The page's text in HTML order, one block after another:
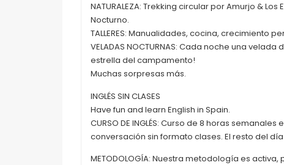
NATURALEZA: Trekking circular por Amurjo & Los
Nocturno.
TALLERES: Manualidades, cocina, crecimiento
VELADAS NOCTURNAS: Cada noche una velada
estrella del campamento!
Muchas sorpresas más.
INGLÉS SIN CLASES
Have fun and learn English in Spain.
CURSO DE INGLÉS: Curso de 8 horas semanales
conversación sin formato clases. El resto del
METODOLOGÍA: Nuestra metodología es